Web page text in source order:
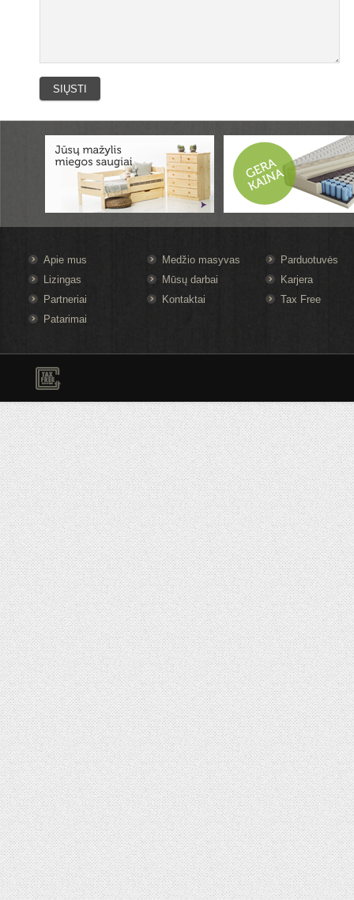
Apie mus Medžio masyvas
Parduotuvės
Lizingas
Mūsų darbai
Karjera
Partneriai
Kontaktai
Tax Free
Patarimai